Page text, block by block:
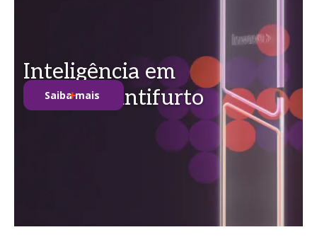
Inteligência em
soluções antifurto
Saiba mais